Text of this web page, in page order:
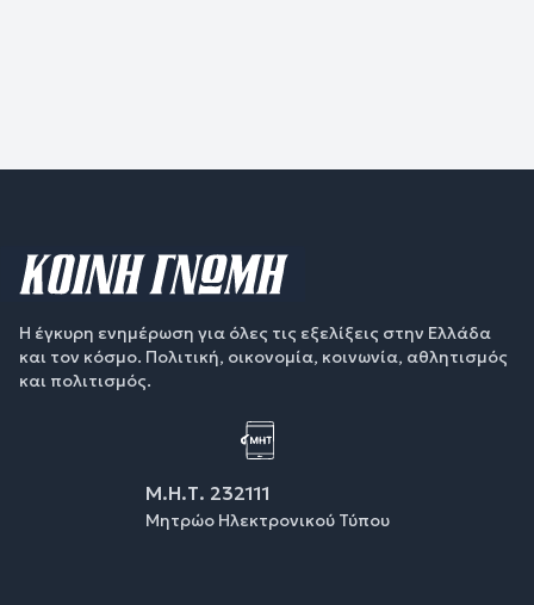
Η έγκυρη ενημέρωση για όλες τις εξελίξεις στην Ελλάδα
και τον κόσμο. Πολιτική, οικονομία, κοινωνία, αθλητισμός
και πολιτισμός.
Μ.Η.Τ. 232111
Μητρώο Ηλεκτρονικού Τύπου